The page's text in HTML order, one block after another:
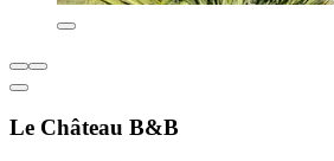
Le Château B&B